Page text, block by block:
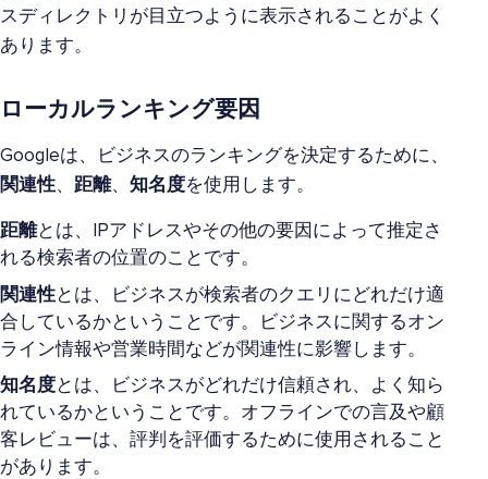
スディレクトリが目立つように表示されることがよく
あります。
ローカルランキング要因
Googleは、ビジネスのランキングを決定するために、
関連性、 距離、 知名度を使用します。
距離とは、IPアドレスやその他の要因によって推定さ
れる検索者の位置のことです。
関連性とは、ビジネスが検索者のクエリにどれだけ適
合しているかということです。ビジネスに関するオン
ライン情報や営業時間などが関連性に影響します。
知名度とは、ビジネスがどれだけ信頼され、よく知ら
れているかということです。オフラインでの言及や顧
客レビューは、評判を評価するために使用されること
があります。